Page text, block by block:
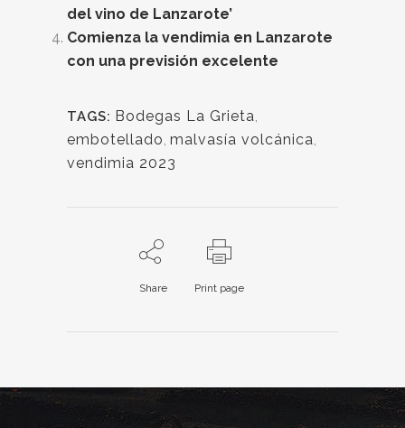
del vino de Lanzarote’
Comienza la vendimia en Lanzarote
con una previsión excelente
TAGS: Bodegas La Grieta
embotellado malvasía volcánica
vendimia 2023
Share Print page